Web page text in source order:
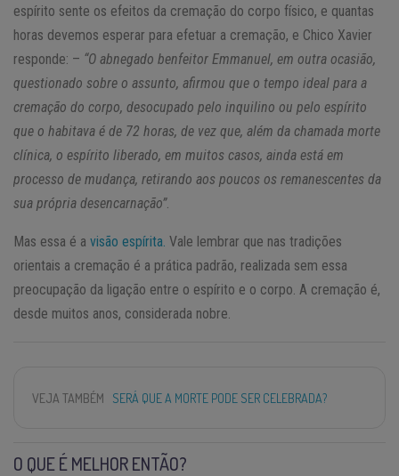
espírito sente os efeitos da cremação do corpo físico, e quantas
horas devemos esperar para efetuar a cremação, e Chico Xavier
responde: – “O abnegado benfeitor Emmanuel, em outra ocasião,
questionado sobre o assunto, afirmou que o tempo ideal para a
cremação do corpo, desocupado pelo inquilino ou pelo espírito
que o habitava é de 72 horas, de vez que, além da chamada morte
clínica, o espírito liberado, em muitos casos, ainda está em
processo de mudança, retirando aos poucos os remanescentes da
sua própria desencarnação”.
Mas essa é a visão espírita. Vale lembrar que nas tradições
orientais a cremação é a prática padrão, realizada sem essa
preocupação da ligação entre o espírito e o corpo. A cremação é,
desde muitos anos, considerada nobre.
VEJA TAMBÉM SERÁ QUE A MORTE PODE SER CELEBRADA?
O QUE É MELHOR ENTÃO?